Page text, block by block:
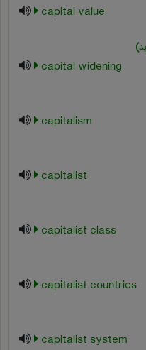
capital value
capital widening
capitalism
capitalist
capitalist class
capitalist countries
capitalist system